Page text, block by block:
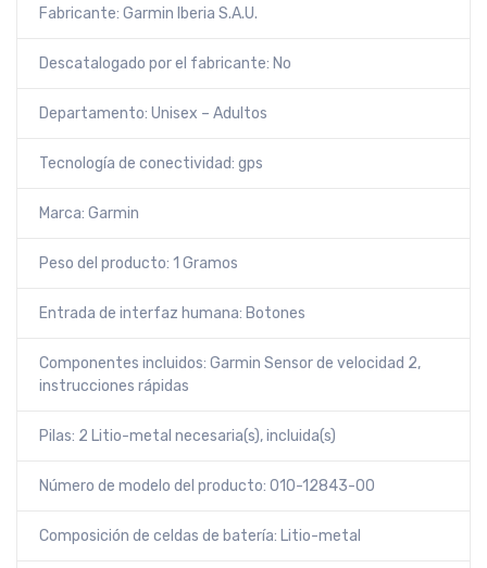
Fabricante: Garmin Iberia S.A.U.
Descatalogado por el fabricante: No
Departamento: Unisex – Adultos
Tecnología de conectividad: gps
Marca: Garmin
Peso del producto: 1 Gramos
Entrada de interfaz humana: Botones
Componentes incluidos: Garmin Sensor de velocidad 2,
instrucciones rápidas
Pilas: 2 Litio-metal necesaria(s), incluida(s)
Número de modelo del producto: 010-12843-00
Composición de celdas de batería: Litio-metal